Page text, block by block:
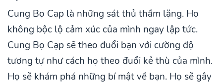
Cung Bọ Cạp là những sát thủ thầm lặng. Họ
không bộc lộ cảm xúc của mình ngay lập tức.
Cung Bọ Cạp sẽ theo đuổi bạn với cường độ
tương tự như cách họ theo đuổi kẻ thù của mình.
Họ sẽ khám phá những bí mật về bạn. Họ sẽ gây